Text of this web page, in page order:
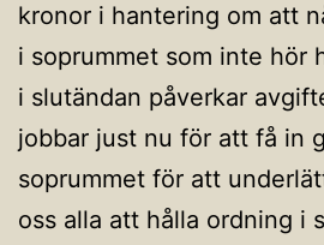
kronor i hantering om att
i soprummet som inte hör
i slutändan påverkar
jobbar just nu för att få in
soprummet för att
oss alla att hålla ordning i